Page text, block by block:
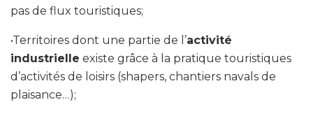
pas de flux touristiques;
•Territoires dont une partie de l’activité
industrielle existe grâce à la pratique touristiques
d’activités de loisirs (shapers, chantiers navals de
plaisance…);